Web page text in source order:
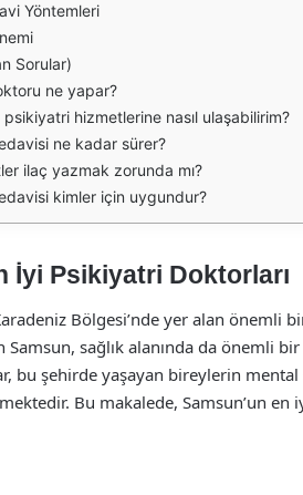
Yöntemleri
Sorular)
ne yapar?
hizmetlerine nasıl ulaşabilirim?
ne kadar sürer?
ilaç yazmak zorunda mı?
kimler için uygundur?
İyi Psikiyatri Doktorları
Bölgesi’nde yer alan önemli
sağlık alanında da önemli
bu şehirde yaşayan bireylerin
Bu makalede, Samsun’un en